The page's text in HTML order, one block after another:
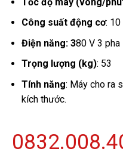
Công suất động cơ:
Điện năng: 380 V 3 pha
Trọng lượng (kg): 53
Tính năng: Máy cho ra
kích thước.